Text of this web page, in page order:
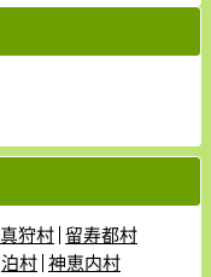
真狩村 留寿都村
泊村 神恵内村